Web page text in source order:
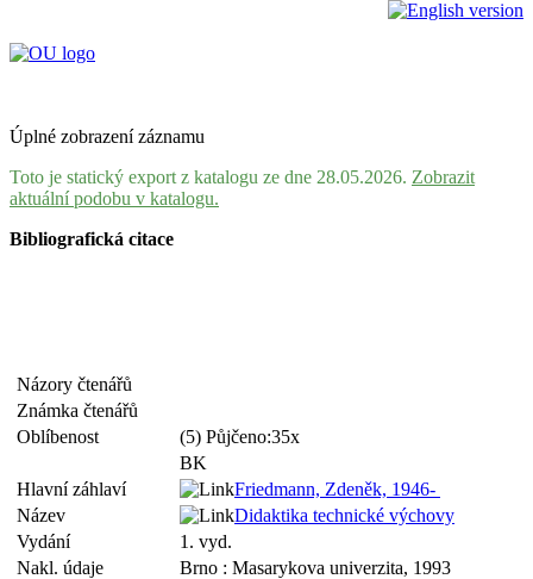
Úplné zobrazení záznamu
Toto je statický export z katalogu ze dne 28.05.2026. Zobrazit
aktuální podobu v katalogu.
Bibliografická citace
Názory čtenářů
Známka čtenářů
Oblíbenost
(5) Půjčeno:35x
BK
Hlavní záhlaví
Friedmann, Zdeněk, 1946-
Název
Didaktika technické výchovy
Vydání
1. vyd.
Nakl. údaje
Brno : Masarykova univerzita, 1993